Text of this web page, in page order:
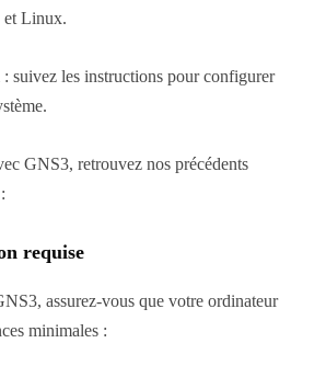
et Linux.
suivez les instructions pour configurer
GNS3, retrouvez nos précédents
requise
assurez-vous que votre ordinateur
minimales :